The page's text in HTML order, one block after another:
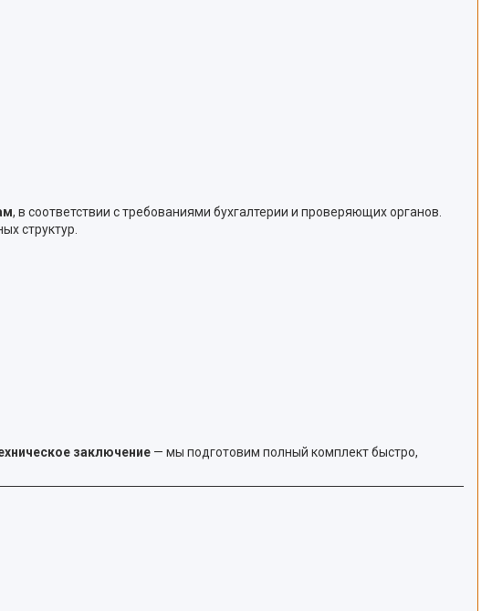
, в соответствии с требованиями бухгалтерии и проверяющих органов.
структур.
заключение — мы подготовим полный комплект быстро,